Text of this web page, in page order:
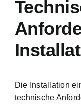
Die Installation
technische